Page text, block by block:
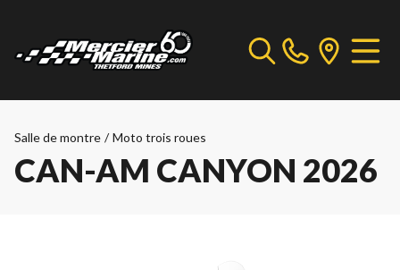
Salle de montre / Moto trois roues
CAN-AM CANYON 2026